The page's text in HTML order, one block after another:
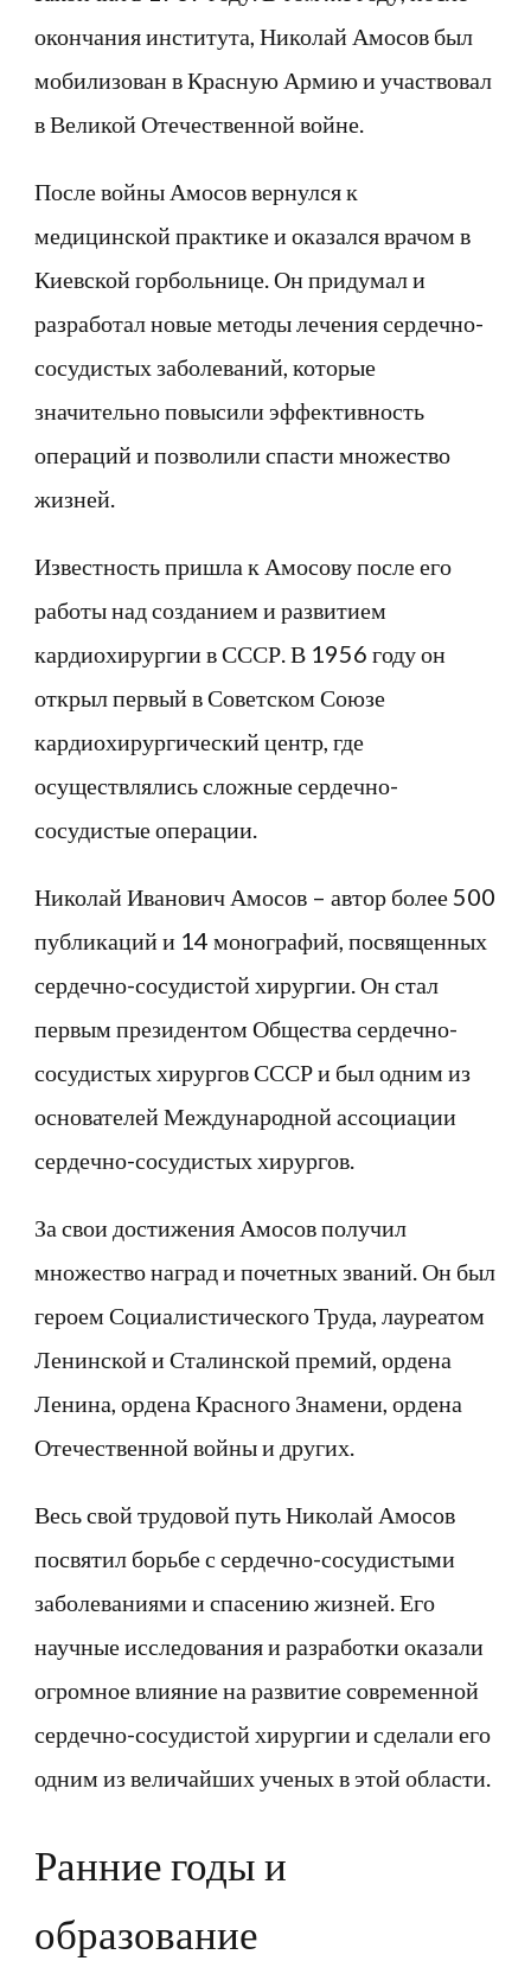
окончания института, Николай Амосов был
мобилизован в Красную Армию и участвовал
в Великой Отечественной войне.
После войны Амосов вернулся к
медицинской практике и оказался врачом в
Киевской горбольнице. Он придумал и
разработал новые методы лечения сердечно-
сосудистых заболеваний, которые
значительно повысили эффективность
операций и позволили спасти множество
жизней.
Известность пришла к Амосову после его
работы над созданием и развитием
кардиохирургии в СССР. В 1956 году он
открыл первый в Советском Союзе
кардиохирургический центр, где
осуществлялись сложные сердечно-
сосудистые операции.
Николай Иванович Амосов – автор более 500
публикаций и 14 монографий, посвященных
сердечно-сосудистой хирургии. Он стал
первым президентом Общества сердечно-
сосудистых хирургов СССР и был одним из
основателей Международной ассоциации
сердечно-сосудистых хирургов.
За свои достижения Амосов получил
множество наград и почетных званий. Он был
героем Социалистического Труда, лауреатом
Ленинской и Сталинской премий, ордена
Ленина, ордена Красного Знамени, ордена
Отечественной войны и других.
Весь свой трудовой путь Николай Амосов
посвятил борьбе с сердечно-сосудистыми
заболеваниями и спасению жизней. Его
научные исследования и разработки оказали
огромное влияние на развитие современной
сердечно-сосудистой хирургии и сделали его
одним из величайших ученых в этой области.
Ранние годы и
образование